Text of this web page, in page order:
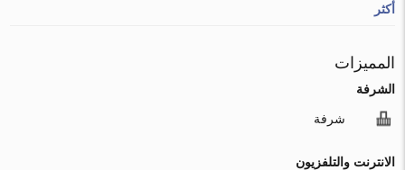
أكثر
المميزات
الشرفة
شرفة
الانترنت والتلفزيون